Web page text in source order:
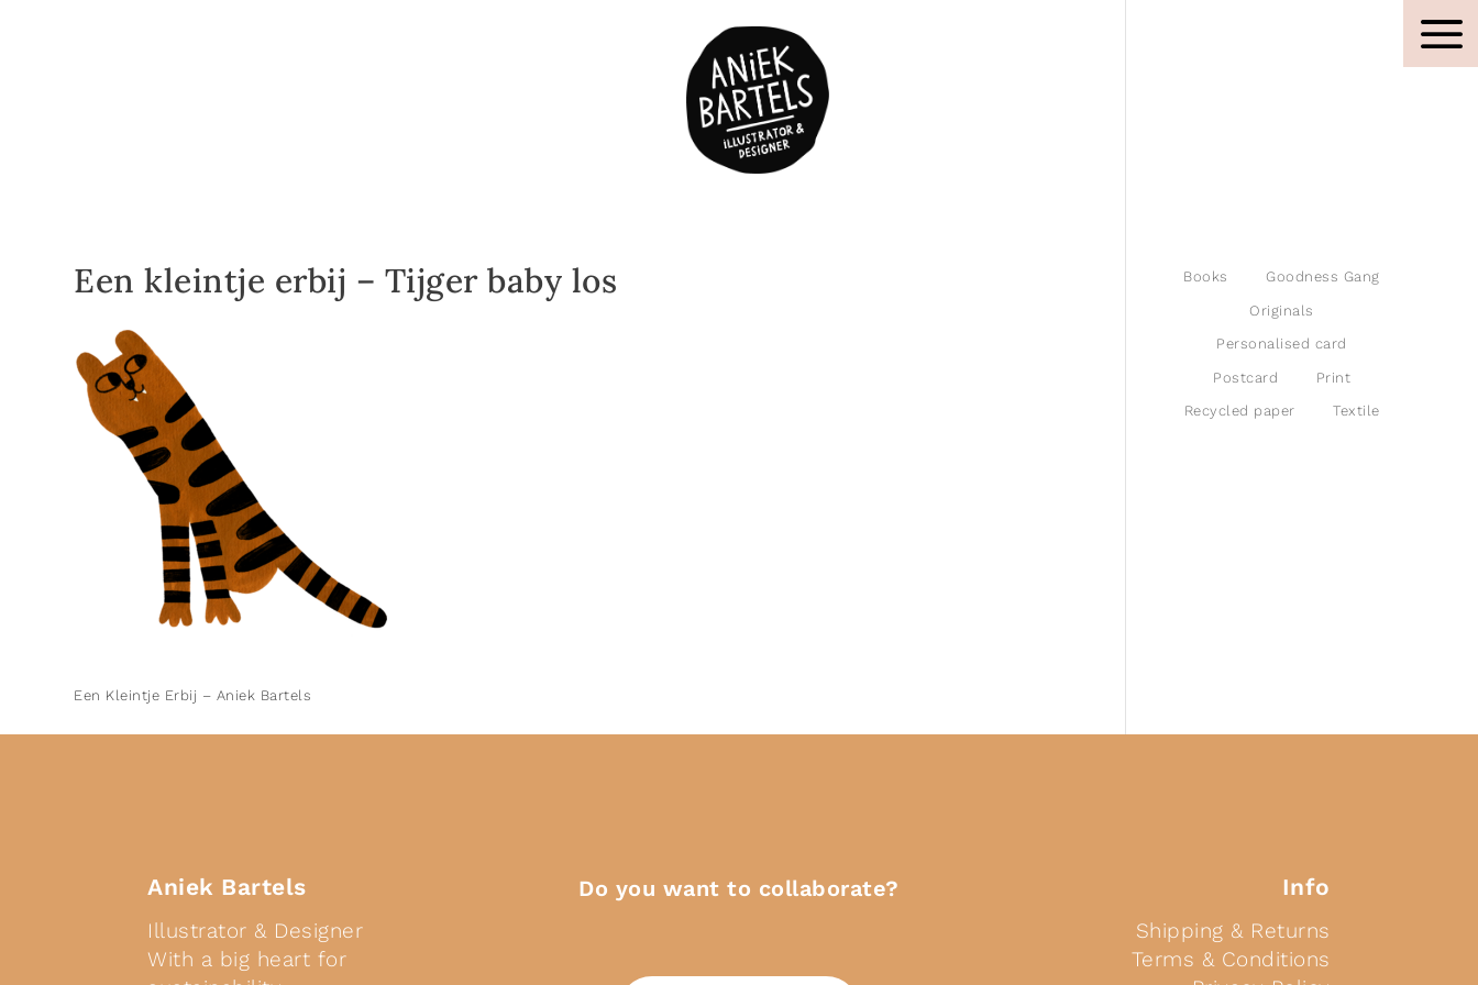
Een kleintje erbij – Tijger baby los
Een Kleintje Erbij – Aniek Bartels
Books Goodness Gang
Originals
Personalised card
Postcard Print
Recycled paper Textile
Aniek Bartels
Illustrator & Designer
With a big heart for
Do you want to collaborate? Info
Shipping & Returns
Terms & Conditions